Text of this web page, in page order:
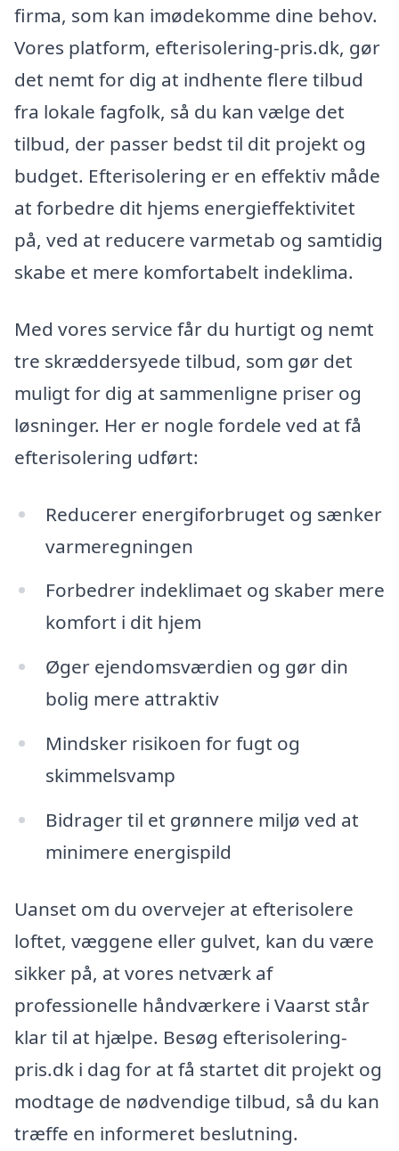
firma, som kan imødekomme dine behov.
Vores platform, efterisolering-pris.dk, gør
det nemt for dig at indhente flere tilbud
fra lokale fagfolk, så du kan vælge det
tilbud, der passer bedst til dit projekt og
budget. Efterisolering er en effektiv måde
at forbedre dit hjems energieffektivitet
på, ved at reducere varmetab og samtidig
skabe et mere komfortabelt indeklima.
Med vores service får du hurtigt og nemt
tre skræddersyede tilbud, som gør det
muligt for dig at sammenligne priser og
løsninger. Her er nogle fordele ved at få
efterisolering udført:
Reducerer energiforbruget og sænker
varmeregningen
Forbedrer indeklimaet og skaber mere
komfort i dit hjem
Øger ejendomsværdien og gør din
bolig mere attraktiv
Mindsker risikoen for fugt og
skimmelsvamp
Bidrager til et grønnere miljø ved at
minimere energispild
Uanset om du overvejer at efterisolere
loftet, væggene eller gulvet, kan du være
sikker på, at vores netværk af
professionelle håndværkere i Vaarst står
klar til at hjælpe. Besøg efterisolering-
pris.dk i dag for at få startet dit projekt og
modtage de nødvendige tilbud, så du kan
træffe en informeret beslutning.